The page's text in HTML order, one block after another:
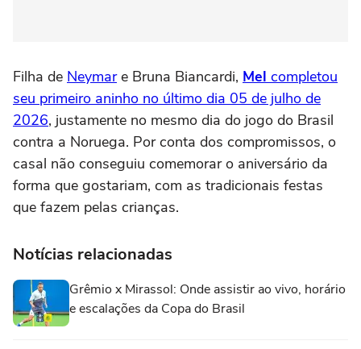
Filha de Neymare Bruna Biancardi, Mel completou
seu primeiro aninho no último dia 05 de julho de
2026, justamente no mesmo dia do jogo do Brasil
contra a Noruega. Por conta dos compromissos, o
casal não conseguiu comemorar o aniversário da
forma que gostariam, com as tradicionais festas
que fazem pelas crianças.
Notícias relacionadas
Grêmio x Mirassol: Onde assistir ao vivo, horário
e escalações da Copa do Brasil